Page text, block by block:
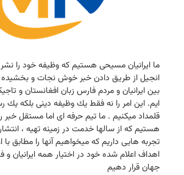
ما ایرانیان مسیحی هستیم كه وظیفه خود را
انجیل از طریق دادن خبر خوش نجات و
بین ایرانیان و مردم فارس زبان افغانستان و
ایم. این امر را نه فقط یك وظیفه دینی بلكه یك
قلمداد میكنیم . ما تیم حرفه ای اما مستقل
هستیم كه از سالها خدمت در زمینه تهیه ،
تجربه هایی داریم كه میخواهیم آنها را مطابق با
اهداف اعلام شده خود در اختیار همه ایرانیان و
جهان قرار دهیم